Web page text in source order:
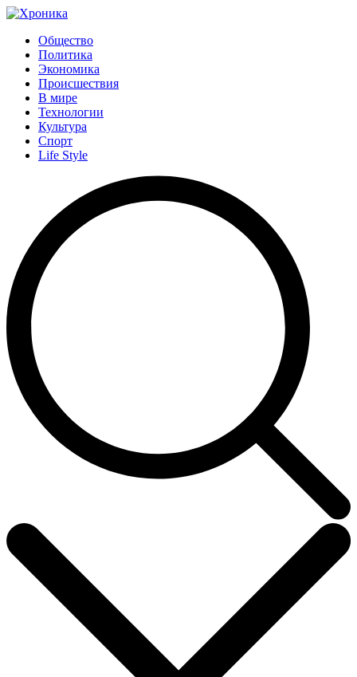
Общество
Политика
Экономика
Происшествия
В мире
Технологии
Культура
Спорт
Life Style